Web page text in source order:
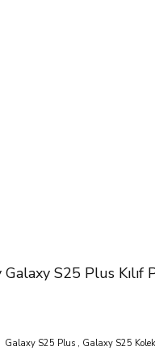
S25 Plus Kılıf
Galaxy S25 Plus , Galaxy S25